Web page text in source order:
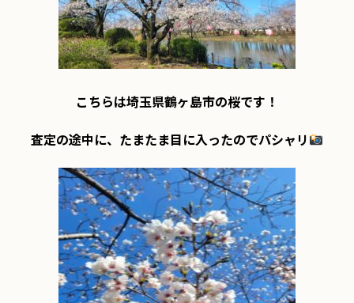
こちらは埼玉県鶴ヶ島市の桜です！
査定の途中に、たまたま目に入ったのでパシャリ